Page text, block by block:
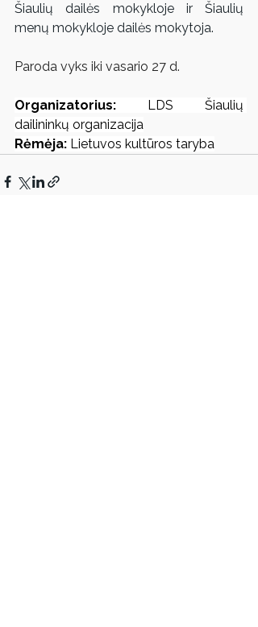
Šiaulių dailės mokykloje ir Šiaulių
menų mokykloje dailės mokytoja.
Paroda vyks iki vasario 27 d.
Organizatorius:
LDS Šiaulių
dailininkų organizacija
Rėmėja: Lietuvos kultūros taryba